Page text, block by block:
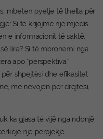
mbeten pyetje të thella për
Si të krijojmë një mjedis
e informacionit të saktë,
lirë? Si të mbrohemi nga
apo “perspektiva”
shpejtësi dhe efikasitet
me nevojën për drejtësi,
ka gjasa të vijë nga ndonjë
një përpjekje